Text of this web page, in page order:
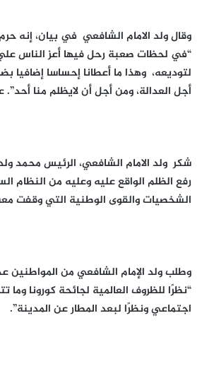
وقال ولد الامام الشافعي في بيان، إنه
“في لحظات صعبة رحل فيها أعز الناس
لتوديعه، وهذا ما أعطانا إحساسا إضافيا
أجل العدالة، ومن أجل أن لايظلم منا
شكر ولد الامام الشافعي، الرئيس محمد
رفع الظلم الواقع عليه وعليه من النظام
الشخصيات والقوى الوطنية التي وقفت
وطلب ولد الإمام الشافعي من المواطنين
“نظرًا للظروف العالمية لجائحة كورونا
اجتماعي ونظرًا لبعد المطار عن المدينة”.